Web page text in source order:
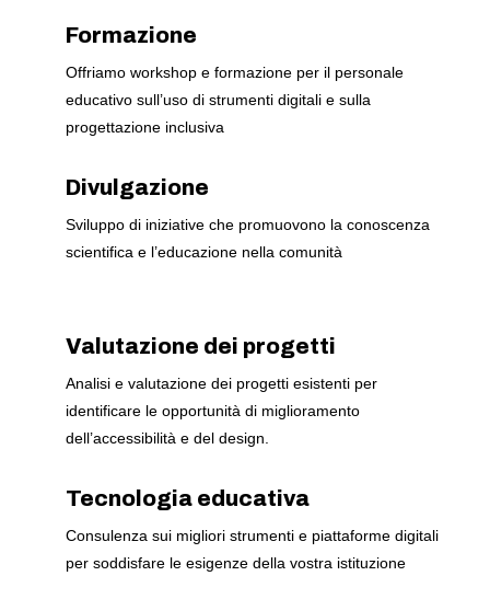
Formazione
Offriamo workshop e formazione per il personale
educativo sull’uso di strumenti digitali e sulla
progettazione inclusiva
Divulgazione
Sviluppo di iniziative che promuovono la conoscenza
scientifica e l’educazione nella comunità
Valutazione dei progetti
Analisi e valutazione dei progetti esistenti per
identificare le opportunità di miglioramento
dell’accessibilità e del design.
Tecnologia educativa
Consulenza sui migliori strumenti e piattaforme digitali
per soddisfare le esigenze della vostra istituzione